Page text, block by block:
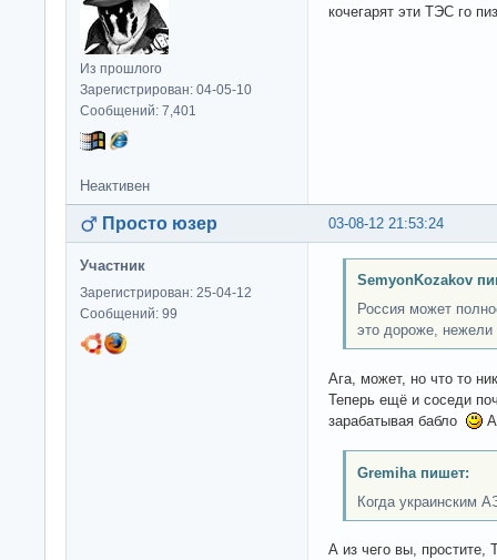
Из прошлого
Зарегистрирован: 04-05-10
Сообщений: 7,401
кочегарят эти ТЭС го
Неактивен
03-08-12 21:53:24
Просто юзер
Участник
Зарегистрирован: 25-04-12
Сообщений: 99
SemyonKozakov
Россия может
это дороже, нежели
Ага, может, но что то
Теперь ещё и соседи
зарабатывая бабло
Gremiha пишет:
Когда украинским
А из чего вы, простите,